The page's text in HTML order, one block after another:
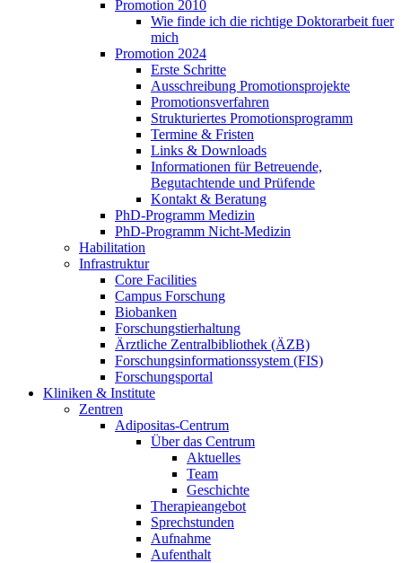
Promotion 2010
Wie finde ich die richtige Doktorarbeit fuer
mich
Promotion 2024
Erste Schritte
Ausschreibung Promotionsprojekte
Promotionsverfahren
Strukturiertes Promotionsprogramm
Termine & Fristen
Links & Downloads
Informationen für Betreuende,
Begutachtende und Prüfende
Kontakt & Beratung
PhD-Programm Medizin
PhD-Programm Nicht-Medizin
Habilitation
Infrastruktur
Core Facilities
Campus Forschung
Biobanken
Forschungstierhaltung
Ärztliche Zentralbibliothek (ÄZB)
Forschungsinformationssystem (FIS)
Forschungsportal
Kliniken & Institute
Zentren
Adipositas-Centrum
Über das Centrum
Aktuelles
Team
Geschichte
Therapieangebot
Sprechstunden
Aufnahme
Aufenthalt